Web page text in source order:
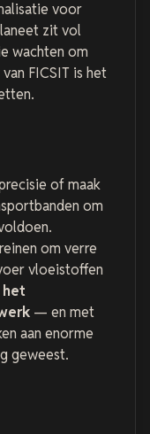
voor
zit vol
wachten om
FICSIT is het
of maak
om
om verre
vloeistoffen
het
— en met
aan enorme
geweest.